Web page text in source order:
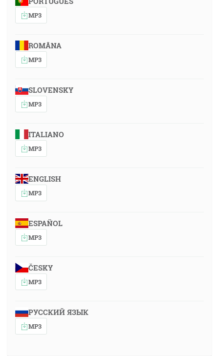
MP3
ROMÂNA
MP3
SLOVENSKY
MP3
ITALIANO
MP3
ENGLISH
MP3
ESPAÑOL
MP3
ČESKY
MP3
РУССКИЙ ЯЗЫК
MP3